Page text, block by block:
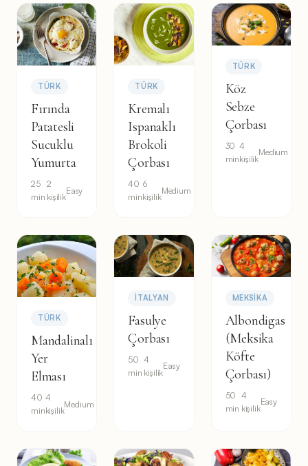
TÜRK
Fırında
Patatesli
Sucuklu
Yumurta
25
min
2
kişilik
Easy
TÜRK
Kremalı
Ispanaklı
Brokoli
Çorbası
40
min
6
kişilik
Medium
TÜRK
Köz
Sebze
Çorbası
30
min
4
kişilik
Medium
TÜRK
Mandalinalı
Yer
Elması
40
min
4
kişilik
Medium
İTALYAN
Fasulye
Çorbası
50
min
4
kişilik
Easy
MEKSIKA
Albondigas
(Meksika
Köfte
Çorbası)
50
min
4
kişilik
Easy